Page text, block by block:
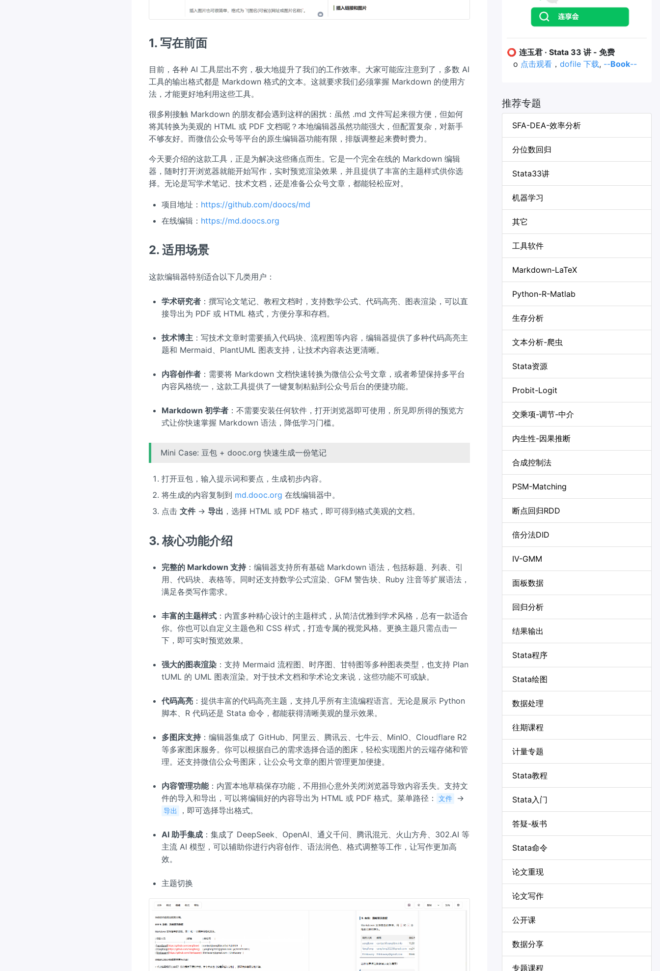
1. 写在前面
目前，各种 AI 工具层出不穷，极大地提升了我们的工作效率。大家可能应注意到了，多数 AI
工具的输出格式都是 Markdown 格式的文本。这就要求我们必须掌握 Markdown 的使用方
法，才能更好地利用这些工具。
很多刚接触 Markdown 的朋友都会遇到这样的困扰：虽然 .md 文件写起来很方便，但如何
将其转换为美观的 HTML 或 PDF 文档呢？本地编辑器虽然功能强大，但配置复杂，对新手
不够友好。而微信公众号等平台的原生编辑器功能有限，排版调整起来费时费力。
今天要介绍的这款工具，正是为解决这些痛点而生。它是一个完全在线的 Markdown 编辑
器，随时打开浏览器就能开始写作，实时预览渲染效果，并且提供了丰富的主题样式供你选
择。无论是写学术笔记、技术文档，还是准备公众号文章，都能轻松应对。
项目地址： https://github.com/doocs/md
在线编辑： https://md.doocs.org
2. 适用场景
这款编辑器特别适合以下几类用户：
学术研究者：撰写论文笔记、教程文档时，支持数学公式、代码高亮、图表渲染，可以直
接导出为 PDF 或 HTML 格式，方便分享和存档。
技术博主：写技术文章时需要插入代码块、流程图等内容，编辑器提供了多种代码高亮主
题和 Mermaid、PlantUML 图表支持，让技术内容表达更清晰。
内容创作者：需要将 Markdown 文档快速转换为微信公众号文章，或者希望保持多平台
内容风格统一，这款工具提供了一键复制粘贴到公众号后台的便捷功能。
Markdown 初学者：不需要安装任何软件，打开浏览器即可使用，所见即所得的预览方
式让你快速掌握 Markdown 语法，降低学习门槛。
Mini Case: 豆包 + dooc.org 快速生成一份笔记
打开豆包，输入提示词和要点，生成初步内容。
将生成的内容复制到 md.dooc.org 在线编辑器中。
点击 文件→ 导出 ，选择 HTML 或 PDF 格式，即可得到格式美观的文档。
3. 核心功能介绍
完整的 Markdown 支持：编辑器支持所有基础 Markdown 语法，包括标题、列表、引
用、代码块、表格等。同时还支持数学公式渲染、GFM 警告块、Ruby 注音等扩展语法，
满足各类写作需求。
丰富的主题样式：内置多种精心设计的主题样式，从简洁优雅到学术风格，总有一款适合
你。你也可以自定义主题色和 CSS 样式，打造专属的视觉风格。更换主题只需点击一
下，即可实时预览效果。
强大的图表渲染：支持 Mermaid 流程图、时序图、甘特图等多种图表类型，也支持 Plan
tUML 的 UML 图表渲染。对于技术文档和学术论文来说，这些功能不可或缺。
代码高亮：提供丰富的代码高亮主题，支持几乎所有主流编程语言。无论是展示 Python
脚本、R 代码还是 Stata 命令，都能获得清晰美观的显示效果。
多图床支持：编辑器集成了 GitHub、阿里云、腾讯云、七牛云、MinIO、Cloudflare R2
等多家图床服务。你可以根据自己的需求选择合适的图床，轻松实现图片的云端存储和管
理。还支持微信公众号图床，让公众号文章的图片管理更加便捷。
内容管理功能：内置本地草稿保存功能，不用担心意外关闭浏览器导致内容丢失。支持文
件的导入和导出，可以将编辑好的内容导出为 HTML 或 PDF 格式。菜单路径：
文件 →
导出 ，即可选择导出格式。
AI 助手集成：集成了 DeepSeek、OpenAI、通义千问、腾讯混元、火山方舟、302.AI 等
主流 AI 模型，可以辅助你进行内容创作、语法润色、格式调整等工作，让写作更加高
效。
主题切换
⭕ 连玉君 · Stata 33 讲 - 免费
o 点击观看 ， dofile 下载, --Book--
推荐专题
SFA-DEA-效率分析
分位数回归
Stata33讲
机器学习
其它
工具软件
Markdown-LaTeX
Python-R-Matlab
生存分析
文本分析-爬虫
Stata资源
Probit-Logit
交乘项-调节-中介
内生性-因果推断
合成控制法
PSM-Matching
断点回归RDD
倍分法DID
IV-GMM
面板数据
回归分析
结果输出
Stata程序
Stata绘图
数据处理
往期课程
计量专题
Stata教程
Stata入门
答疑-板书
Stata命令
论文重现
论文写作
公开课
数据分享
专题课程